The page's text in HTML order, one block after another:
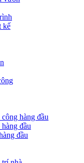
kế
hàng đầu
đầu
đầu